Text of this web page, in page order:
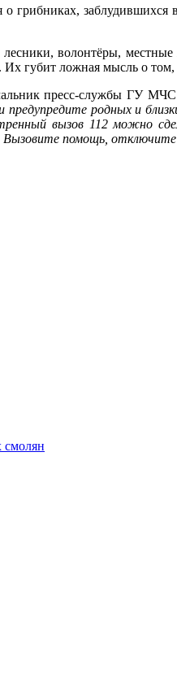
волонтёры,
губит ложная мысль о том,
пресс-службы ГУ
родных и
вызов 112 можно
помощь,
смолян